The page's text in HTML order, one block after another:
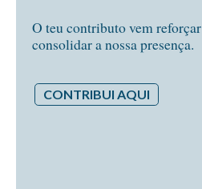
O teu contributo vem
consolidar a nossa presença.
CONTRIBUI AQUI